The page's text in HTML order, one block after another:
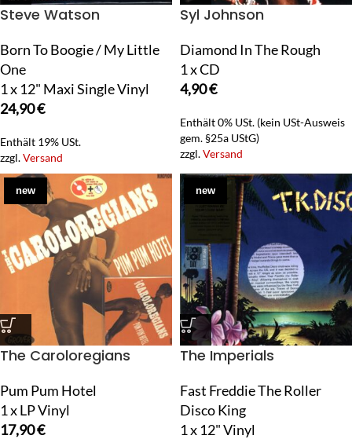
Steve Watson
Born To Boogie / My Little
One
1 x 12" Maxi Single Vinyl
24,90€
Enthält 19% USt.
zzgl.Versand
Syl Johnson
Diamond In The Rough
1 x CD
4,90€
Enthält 0% USt. (kein USt-Ausweis
gem. §25a UStG)
zzgl.Versand
new
The Caroloregians
Pum Pum Hotel
1 x LP Vinyl
17,90€
new
The Imperials
Fast Freddie The Roller
Disco King
1 x 12" Vinyl